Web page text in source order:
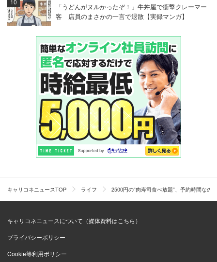
「うどんがヌルかったぞ！」牛丼屋で衝撃クレーマー
客 店員のまさかの一言で退散【実録マンガ】
キャリコネニュースTOP ライフ 2500円の“肉寿司食べ放題”、予約時間な
キャリコネニュースについて（媒体資料はこちら）
プライバシーポリシー
Cookie等利用ポリシー